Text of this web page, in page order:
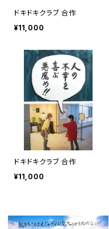
ドキドキクラブ 合作
¥11,000
ドキドキクラブ 合作
¥11,000